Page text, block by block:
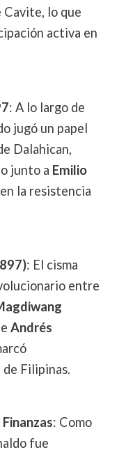
lo que
activa en
: A lo largo de
jugó un papel
Dalahican,
junto a Emilio
la resistencia
: El cisma
entre
Andrés
Filipinas.
: Como
fue